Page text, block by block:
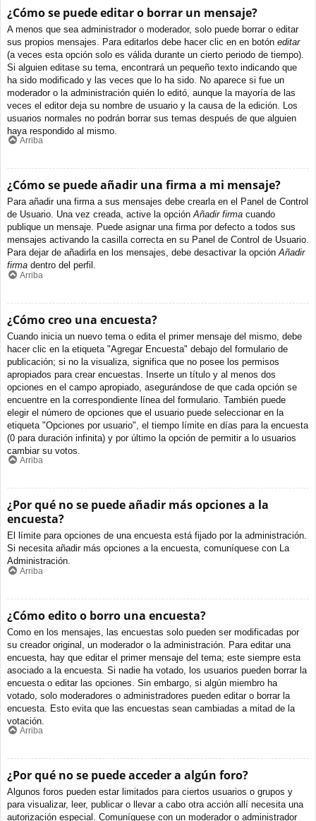
¿Cómo se puede editar o borrar un mensaje?
A menos que sea administrador o moderador, solo puede borrar o editar
sus propios mensajes. Para editarlos debe hacer clic en en botón editar
(a veces esta opción solo es válida durante un cierto periodo de tiempo).
Si alguien editase su tema, encontrará un pequeño texto indicando que
ha sido modificado y las veces que lo ha sido. No aparece si fue un
moderador o la administración quién lo editó, aunque la mayoría de las
veces el editor deja su nombre de usuario y la causa de la edición. Los
usuarios normales no podrán borrar sus temas después de que alguien
haya respondido al mismo.
Arriba
¿Cómo se puede añadir una firma a mi mensaje?
Para añadir una firma a sus mensajes debe crearla en el Panel de Control
de Usuario. Una vez creada, active la opciónAñadir firma cuando
publique un mensaje. Puede asignar una firma por defecto a todos sus
mensajes activando la casilla correcta en su Panel de Control de Usuario.
Para dejar de añadirla en los mensajes, debe desactivar la opciónAñadir
firma dentro del perfil.
Arriba
¿Cómo creo una encuesta?
Cuando inicia un nuevo tema o edita el primer mensaje del mismo, debe
hacer clic en la etiqueta "Agregar Encuesta" debajo del formulario de
publicación; si no la visualiza, significa que no posee los permisos
apropiados para crear encuestas. Inserte un título y al menos dos
opciones en el campo apropiado, asegurándose de que cada opción se
encuentre en la correspondiente línea del formulario. También puede
elegir el número de opciones que el usuario puede seleccionar en la
etiqueta "Opciones por usuario", el tiempo límite en días para la encuesta
(0 para duración infinita) y por último la opción de permitir a lo usuarios
cambiar su votos.
Arriba
¿Por qué no se puede añadir más opciones a la
encuesta?
El límite para opciones de una encuesta está fijado por la administración.
Si necesita añadir más opciones a la encuesta, comuníquese con La
Administración.
Arriba
¿Cómo edito o borro una encuesta?
Como en los mensajes, las encuestas solo pueden ser modificadas por
su creador original, un moderador o la administración. Para editar una
encuesta, hay que editar el primer mensaje del tema; este siempre esta
asociado a la encuesta. Si nadie ha votado, los usuarios pueden borrar la
encuesta o editar las opciones. Sin embargo, si algún miembro ha
votado, solo moderadores o administradores pueden editar o borrar la
encuesta. Esto evita que las encuestas sean cambiadas a mitad de la
votación.
Arriba
¿Por qué no se puede acceder a algún foro?
Algunos foros pueden estar limitados para ciertos usuarios o grupos y
para visualizar, leer, publicar o llevar a cabo otra acción allí necesita una
autorización especial. Comuníquese con un moderador o administrador